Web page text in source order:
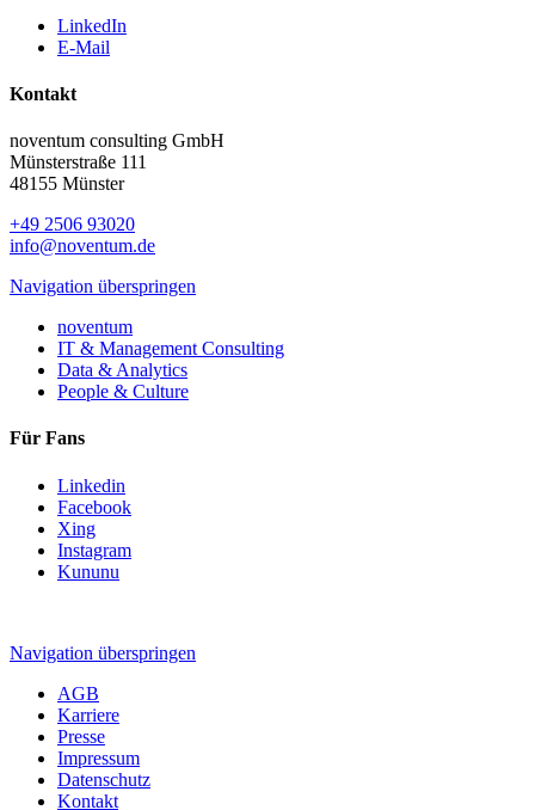
LinkedIn
E-Mail
Kontakt
noventum consulting GmbH
Münsterstraße 111
48155 Münster
+49 2506 93020
info@noventum.de
Navigation überspringen
noventum
IT & Management Consulting
Data & Analytics
People & Culture
Für Fans
Linkedin
Facebook
Xing
Instagram
Kununu
Navigation überspringen
AGB
Karriere
Presse
Impressum
Datenschutz
Kontakt